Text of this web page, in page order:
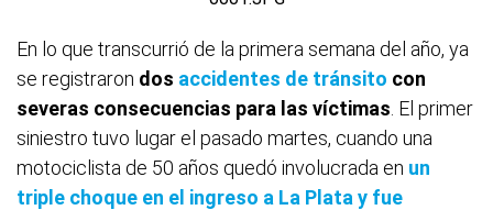
En lo que transcurrió de la primera semana del año, ya
se registraron dos accidentes de tránsito con
severas consecuencias para las víctimas . El primer
siniestro tuvo lugar el pasado martes, cuando una
motociclista de 50 años quedó involucrada en un
triple choque en el ingreso a La Plata y fue